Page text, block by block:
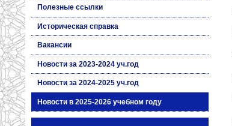
Полезные ссылки
Историческая справка
Вакансии
Новости за 2023-2024 уч.год
Новости за 2024-2025 уч.год
Новости в 2025-2026 учебном году